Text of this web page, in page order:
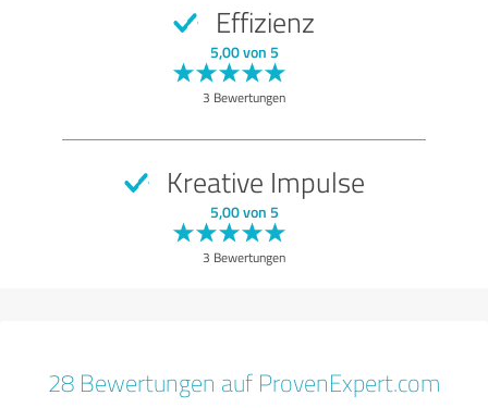
Effizienz
5,00 von 5
3 Bewertungen
Kreative Impulse
5,00 von 5
3 Bewertungen
28 Bewertungen auf ProvenExpert.com